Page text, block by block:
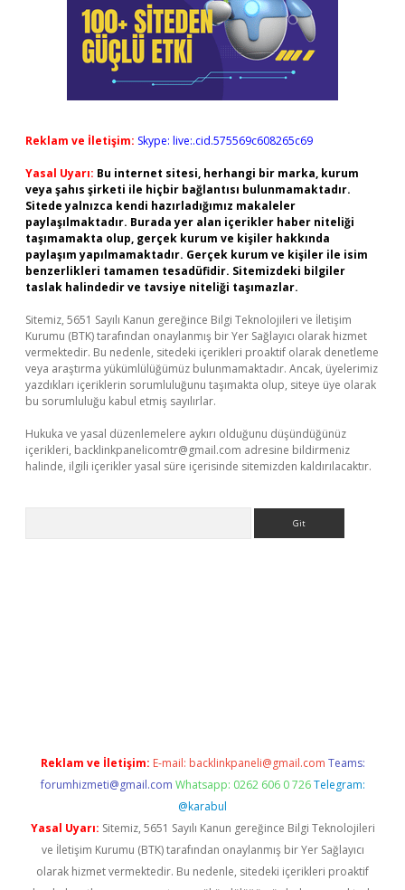
Reklam ve İletişim: Skype: live:.cid.575569c608265c69
Yasal Uyarı: Bu internet sitesi, herhangi bir marka, kurum
veya şahıs şirketi ile hiçbir bağlantısı bulunmamaktadır.
Sitede yalnızca kendi hazırladığımız makaleler
paylaşılmaktadır. Burada yer alan içerikler haber niteliği
taşımamakta olup, gerçek kurum ve kişiler hakkında
paylaşım yapılmamaktadır. Gerçek kurum ve kişiler ile isim
benzerlikleri tamamen tesadüfidir. Sitemizdeki bilgiler
taslak halindedir ve tavsiye niteliği taşımazlar.
Sitemiz, 5651 Sayılı Kanun gereğince Bilgi Teknolojileri ve İletişim
Kurumu (BTK) tarafından onaylanmış bir Yer Sağlayıcı olarak hizmet
vermektedir. Bu nedenle, sitedeki içerikleri proaktif olarak denetleme
veya araştırma yükümlülüğümüz bulunmamaktadır. Ancak, üyelerimiz
yazdıkları içeriklerin sorumluluğunu taşımakta olup, siteye üye olarak
bu sorumluluğu kabul etmiş sayılırlar.
Hukuka ve yasal düzenlemelere aykırı olduğunu düşündüğünüz
içerikleri, backlinkpanelicomtr@gmail.com adresine bildirmeniz
halinde, ilgili içerikler yasal süre içerisinde sitemizden kaldırılacaktır.
Reklam ve İletişim: E-mail: backlinkpaneli@gmail.com Teams:
forumhizmeti@gmail.com Whatsapp: 0262 606 0 726 Telegram:
@karabul
Yasal Uyarı: Sitemiz, 5651 Sayılı Kanun gereğince Bilgi Teknolojileri
ve İletişim Kurumu (BTK) tarafından onaylanmış bir Yer Sağlayıcı
olarak hizmet vermektedir. Bu nedenle, sitedeki içerikleri proaktif